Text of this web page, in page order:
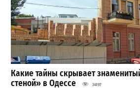
Какие тайны скрывает
стеной» в Одессе
34197